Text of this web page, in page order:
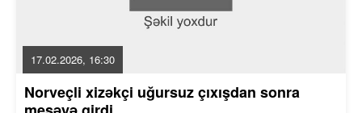
17.02.2026, 16:30
Norveçli xizəkçi uğursuz çıxışdan sonra